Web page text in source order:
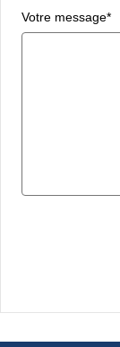
Votre message*